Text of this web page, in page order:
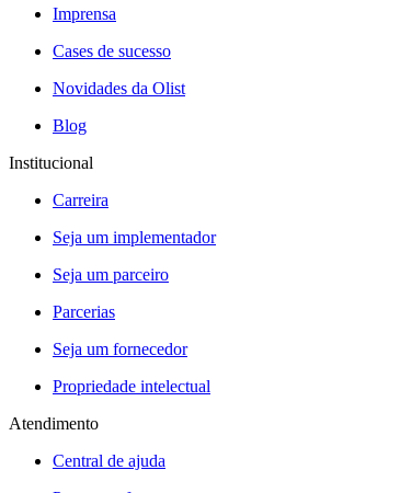
Imprensa
Cases de sucesso
Novidades da Olist
Blog
Institucional
Carreira
Seja um implementador
Seja um parceiro
Parcerias
Seja um fornecedor
Propriedade intelectual
Atendimento
Central de ajuda